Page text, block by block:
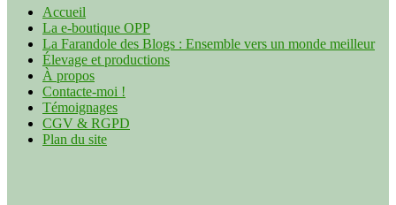
Accueil
La e-boutique OPP
La Farandole des Blogs : Ensemble vers un monde meilleur
Élevage et productions
À propos
Contacte-moi !
Témoignages
CGV & RGPD
Plan du site